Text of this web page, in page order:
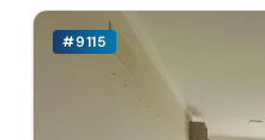
#9115